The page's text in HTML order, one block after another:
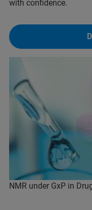
with confidence.
NMR under GxP in